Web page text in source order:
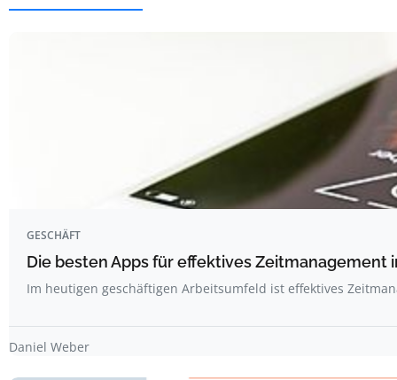
GESCHÄFT
Die besten Apps für effektives Zeitmanagement
Im heutigen geschäftigen Arbeitsumfeld ist effektives
Daniel Weber